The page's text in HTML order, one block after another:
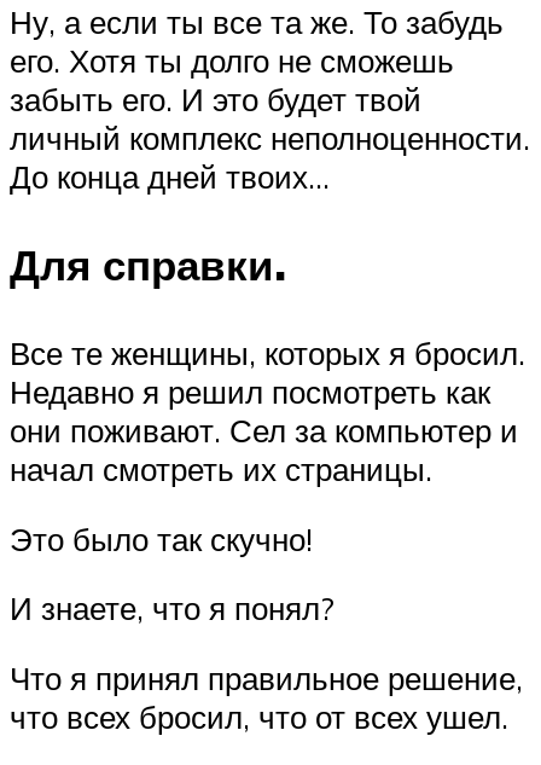
Ну, а если ты все та же. То забудь
его. Хотя ты долго не сможешь
забыть его. И это будет твой
личный комплекс неполноценности.
До конца дней твоих…
Для справки.
Все те женщины, которых я бросил.
Недавно я решил посмотреть как
они поживают. Сел за компьютер и
начал смотреть их страницы.
Это было так скучно!
И знаете, что я понял?
Что я принял правильное решение,
что всех бросил, что от всех ушел.